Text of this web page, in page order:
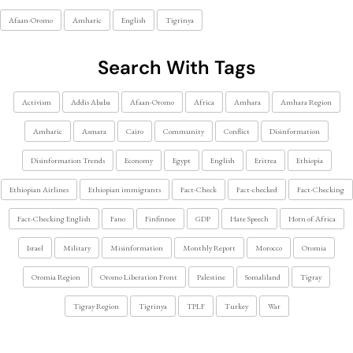
Afaan-Oromo Amharic English Tigrinya
Search With Tags
Activism Addis Ababa Afaan-Oromo Africa Amhara Amhara Region
Amharic Asmara Cairo Community Conflict Disinformation
Disinformation Trends Economy Egypt English Eritrea Ethiopia
Ethiopian Airlines Ethiopian immigrants Fact-Check Fact-checked Fact-Checking
Fact-Checking English Fano Finfinnee GDP Hate Speech Horn of Africa
Israel Military Misinformation Monthly Report Morocco Oromia
Oromia Region Oromo Liberation Front Palestine Somaliland Tigray
Tigray Region Tigrinya TPLF Turkey War